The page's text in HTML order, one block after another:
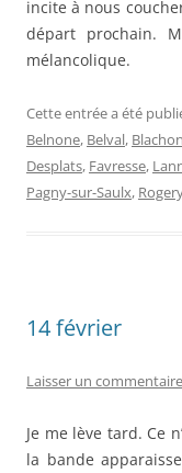
incite à nous
départ prochain.
mélancolique.
Cette entrée a été
Belnone, Belval, Blachon
Desplats, Favresse,
Pagny-sur-Saulx,
14 février
Laisser un commentaire
Je me lève tard. Ce
la bande